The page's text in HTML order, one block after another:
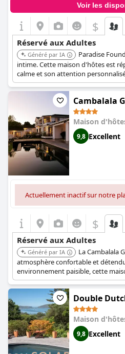
Voir les
$
Réservé aux Adultes
Généré par IA
Paradise
intime. Cette maison d'hôtes est
calme et son attention
adultes recherchant une retraite
propriété dans un quartier
escapade relaxante.Cambalala
Maison
9,8 Excellent
Actuellement inactif sur notre
$
Réservé aux Adultes
Généré par IA
La Cambalala
atmosphère confortable et
environnement paisible, cette
adultes à la recherche d'une
commodités de la propriété
agréable.
Double
Maison
9,8 Excellent